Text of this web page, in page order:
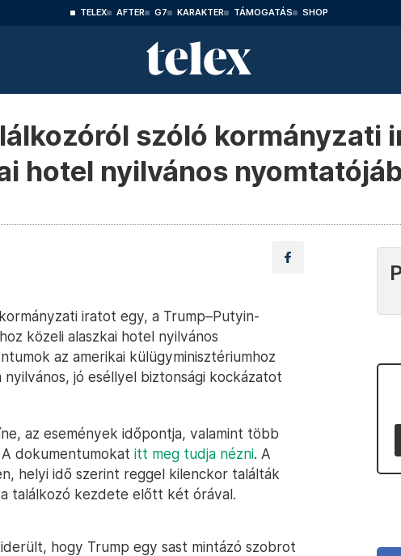
TELEX AFTER G7 KARAKTER TÁMOGATÁS SHOP
szóló kormányzati
hotel nyilvános
iratot egy, a Trump–Putyin-
közeli alaszkai hotel nyilvános
az amerikai külügyminisztériumhoz
jó eséllyel biztonsági kockázatot
az események időpontja, valamint több
dokumentumokat itt meg tudja nézni. A
helyi idő szerint reggel kilenckor találták
találkozó kezdete előtt két órával.
hogy Trump egy sast mintázó szobrot